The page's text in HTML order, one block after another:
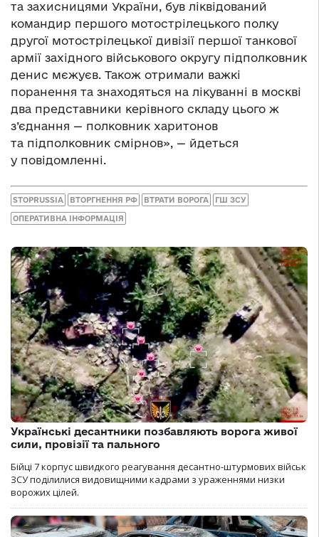
та захисницями України, був ліквідований
командир першого мотострілецького полку
другої мотострілецької дивізії першої танкової
армії західного військового округу підполковник
денис мєжуєв. Також отримали важкі
поранення та знаходяться на лікуванні в москві
два представники керівного складу цього ж
з’єднання — полковник харитонов
та підполковник смірнов», — йдеться
у повідомленні.
STOPRUSSIA ВТОРГНЕННЯ РФ ВТРАТИ ВОРОГА ГШ ЗСУ
ОПЕРАТИВНА ІНФОРМАЦІЯ
Українські десантники позбавляють ворога живої
сили, провізії та пального
Бійці 7 корпус швидкого реагування десантно-штурмових військ
ЗСУ поділилися видовищними кадрами з ураженнями низки
ворожих цілей.